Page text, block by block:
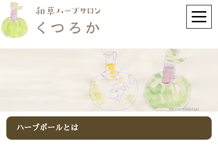
ハーブボールとは